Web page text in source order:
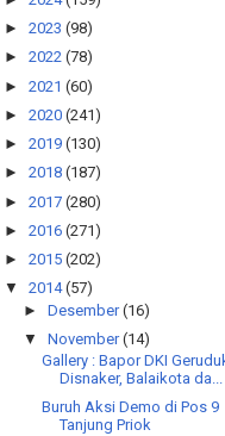
► 2023 (98)
► 2022 (78)
► 2021 (60)
► 2020 (241)
► 2019 (130)
► 2018 (187)
► 2017 (280)
► 2016 (271)
► 2015 (202)
▼
2014 (57)
► Desember (16)
▼
November (14)
Gallery : Bapor DKI
Disnaker, Balaikota da...
Buruh Aksi Demo di Pos 9
Tanjung Priok